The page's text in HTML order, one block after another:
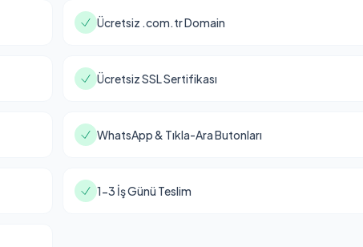
Ücretsiz .com.tr Domain
Ücretsiz SSL Sertifikası
WhatsApp & Tıkla-Ara Butonları
1-3 İş Günü Teslim